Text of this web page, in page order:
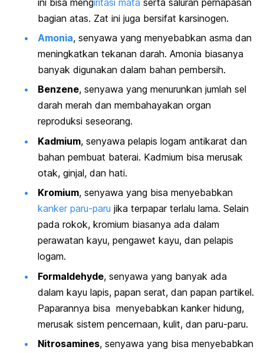
bagian atas. Zat ini juga bersifat karsinogen.
Amonia, senyawa yang menyebabkan asma dan
meningkatkan tekanan darah. Amonia biasanya
banyak digunakan dalam bahan pembersih.
Benzene, senyawa yang menurunkan jumlah sel
darah merah dan membahayakan organ
reproduksi seseorang.
Kadmium, senyawa pelapis logam antikarat dan
bahan pembuat baterai. Kadmium bisa merusak
otak, ginjal, dan hati.
Kromium, senyawa yang bisa menyebabkan
kanker paru-paru jika terpapar terlalu lama. Selain
pada rokok, kromium biasanya ada dalam
perawatan kayu, pengawet kayu, dan pelapis
logam.
Formaldehyde, senyawa yang banyak ada
dalam kayu lapis, papan serat, dan papan partikel.
Paparannya bisa menyebabkan kanker hidung,
merusak sistem pencernaan, kulit, dan paru-paru.
Nitrosamines, senyawa yang bisa menyebabkan